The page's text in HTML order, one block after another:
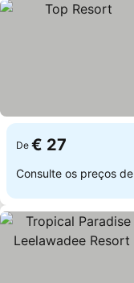
De € 27
Consulte os preços de